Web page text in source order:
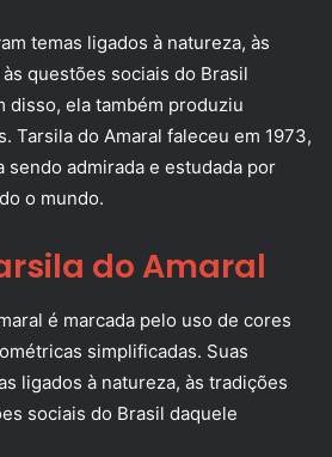
temas ligados à natureza, às
questões sociais do Brasil
disso, ela também produziu
Tarsila do Amaral faleceu em 1973,
sendo admirada e estudada por
o mundo.
do Amaral
é marcada pelo uso de cores
simplificadas. Suas
ligados à natureza, às tradições
sociais do Brasil daquele